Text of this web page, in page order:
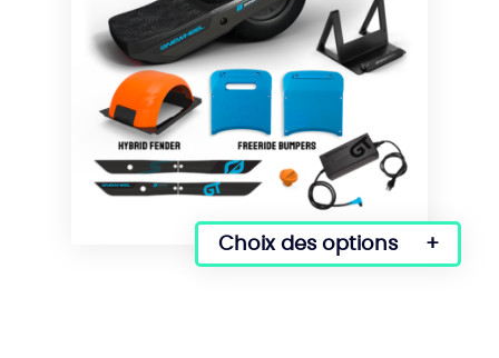
du
produit
Choix des options